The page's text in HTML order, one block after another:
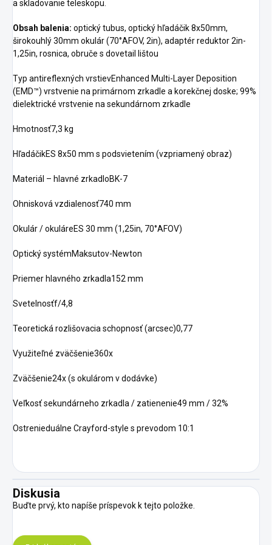
a skladovanie teleskopu.
Obsah balenia: optický tubus, optický hľadáčik 8x50mm,
širokouhlý 30mm okulár (70°AFOV, 2in), adaptér reduktor 2in-
1,25in, rosnica, obruče s dovetail lištou
Typ antireflexných vrstievEnhanced Multi-Layer Deposition
(EMD™) vrstvenie na primárnom zrkadle a korekčnej doske; 99%
dielektrické vrstvenie na sekundárnom zrkadle
Hmotnosť7,3 kg
HľadáčikES 8x50 mm s podsvietením (vzpriamený obraz)
Materiál – hlavné zrkadloBK-7
Ohnisková vzdialenosť740 mm
Okulár / okuláreES 30 mm (1,25in, 70°AFOV)
Optický systémMaksutov-Newton
Priemer hlavného zrkadla152 mm
Svetelnosťf/4,8
Teoretická rozlišovacia schopnosť (arcsec)0,77
Využiteľné zväčšenie360x
Zväčšenie24x (s okulárom v dodávke)
Veľkosť sekundárneho zrkadla / zatienenie49 mm / 32%
Ostrenieduálne Crayford-style s prevodom 10:1
Diskusia
Buďte prvý, kto napíše príspevok k tejto položke.